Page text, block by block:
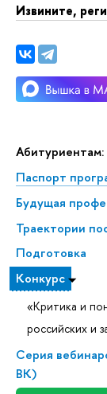
Абитуриентам:
Паспорт
Будущая
Траектории
Подготовка
Конкурс
«Критика и
российских и
Серия
К)
Извините,